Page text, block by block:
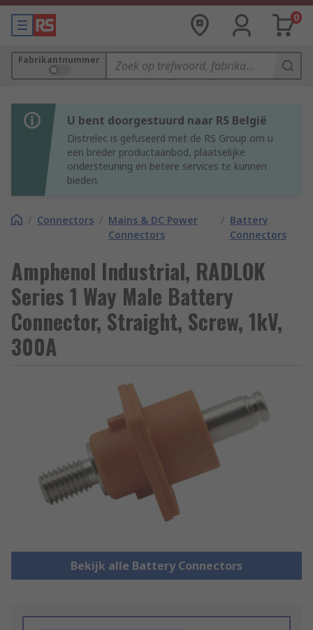
0
Fabrikantnummer
U bent doorgestuurd naar RS België
Distrelec is gefuseerd met de RS Group om u
een breder productaanbod, plaatselijke
ondersteuning en betere services te kunnen
bieden.
/ Connectors / Mains & DC Power
Connectors
/ Battery
Connectors
Amphenol Industrial, RADLOK
Series 1 Way Male Battery
Connector, Straight, Screw, 1kV,
300A
Bekijk alle Battery Connectors